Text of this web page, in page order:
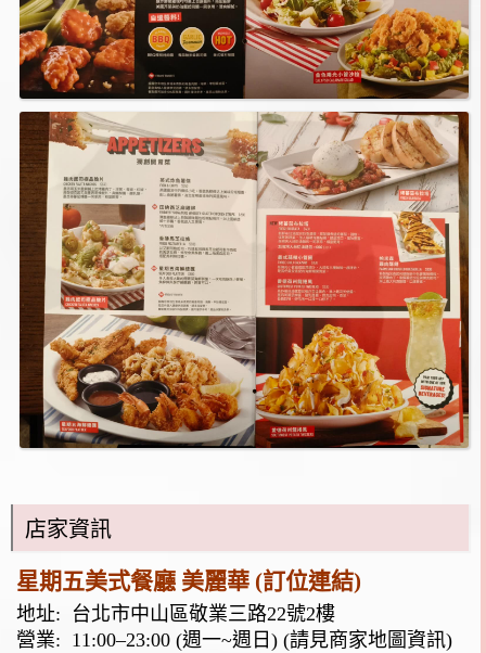
店家資訊
星期五美式餐廳 美麗華 (訂位連結)
地址:
台北市中山區敬業三路22號2樓
營業: 11:00–23:00 (週一~週日) (請見商家地圖資訊)